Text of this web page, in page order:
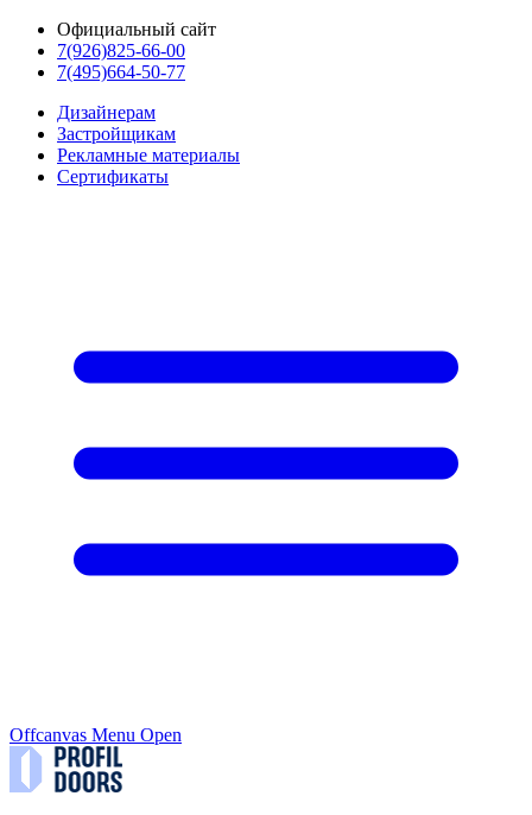
Официальный сайт
7(926)825-66-00
7(495)664-50-77
Дизайнерам
Застройщикам
Рекламные материалы
Сертификаты
Offcanvas Menu Open